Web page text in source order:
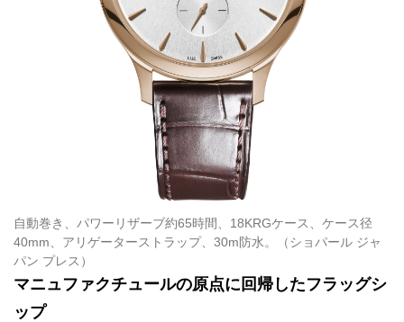
自動巻き、パワーリザーブ約65時間、18KRGケース、ケース径
40mm、アリゲーターストラップ、30m防水。（ショパール ジャ
パン プレス）
マニュファクチュールの原点に回帰したフラッグシ
ップ